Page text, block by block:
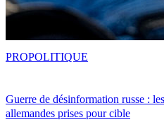
Guerre de désinformation russe :
allemandes prises pour cible
PROPOLITIQUE